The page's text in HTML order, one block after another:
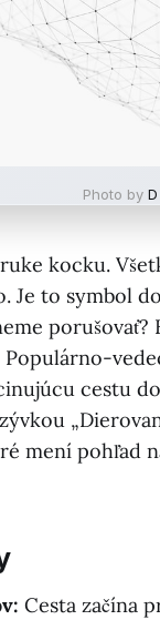
Photo by
kocku.
to symbol
cestu
mení pohľad
Cesta začína